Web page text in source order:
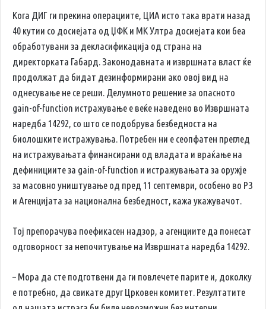
Кога ДИГ ги прекина операциите, ЦИА исто така врати назад
40 кутии со досиејата од ЏФК и MK Ултра досиејата кои беа
обработувани за декласификација од страна на
директорката Габард. Законодавната и извршната власт ќе
продолжат да бидат дезинформирани ако овој вид на
однесување не се реши. Делумното решение за опасното
gain-of-function истражување е веќе наведено во Извршната
наредба 14292, со што се подобрува безбедноста на
биолошките истражувања. Потребен ни е сеопфатен преглед
на истражувањата финансирани од владата и враќање на
дефинициите за gain-of-function и истражувањата за оружје
за масовно уништување од пред 11 септември, особено во РЗ
и Агенцијата за национална безбедност, кажа укажувачот.
Тој препорачува поефикасен надзор, а агенциите да понесат
одговорност за непочитување на Извршната наредба 14292.
– Мора да сте подготвени да ги повлечете парите и, доколку
е потребно, да свикате друг Црковен комитет. Резултатите